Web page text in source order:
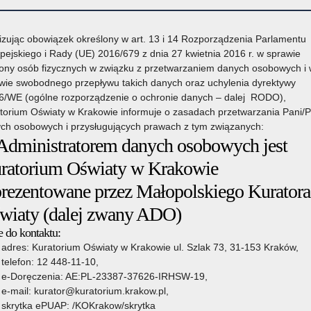
Organy prowadzące Wsparcie Edukacji
Kuratora Oświaty » Regionalne Forum Edukacyjne 2025
24 października 2025
obowiązek określony w art. 13 i 14 Rozporządzenia Parlamentu
i Rady (UE) 2016/679 z dnia 27 kwietnia 2016 r. w sprawie
osób fizycznych w związku z przetwarzaniem danych osobowych i
swobodnego przepływu takich danych oraz uchylenia dyrektywy
WE (ogólne rozporządzenie o ochronie danych – dalej RODO),
Oświaty w Krakowie informuje o zasadach przetwarzania Pani/
osobowych i przysługujących prawach z tym związanych:
danych osobowych jest
Oświaty w Krakowie
przez Małopolskiego Kuratora
(dalej zwany ADO)
do kontaktu:
adres: Kuratorium Oświaty w Krakowie ul. Szlak 73, 31-153 Kraków,
telefon: 12 448-11-10,
e-Doręczenia: AE:PL-23387-37626-IRHSW-19,
e-mail: kurator@kuratorium.krakow.pl,
skrytka ePUAP: /KOKrakow/skrytka